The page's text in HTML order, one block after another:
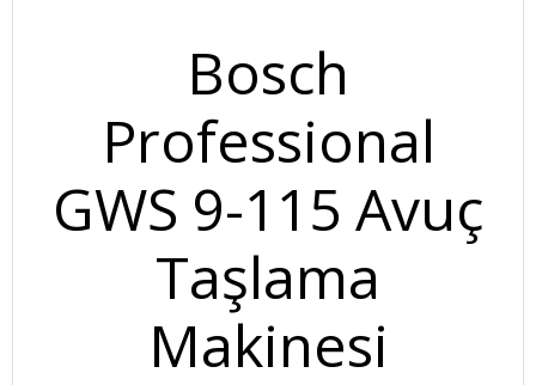
Bosch
Professional
GWS 9-115 Avuç
Taşlama
Makinesi